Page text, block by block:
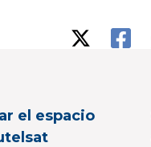
el espacio